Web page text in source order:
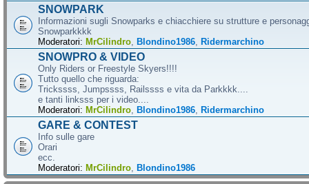
SNOWPARK
Informazioni sugli Snowparks e chiacchiere su strutture e
Snowparkkkk
Moderatori: MrCilindro Blondino1986 Ridermarchino
SNOWPRO & VIDEO
Only Riders or Freestyle Skyers!!!!
Tutto quello che riguarda:
Trickssss, Jumpssss, Railssss e vita da Parkkkk....
e tanti linksss per i video....
Moderatori: MrCilindro Blondino1986 Ridermarchino
GARE & CONTEST
Info sulle gare
Orari
ecc.
Moderatori: MrCilindro Blondino1986